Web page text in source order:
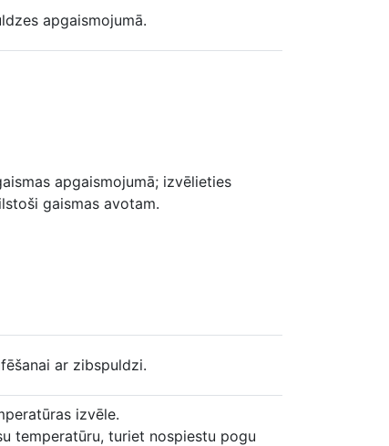
apgaismojumā.
apgaismojumā; izvēlieties
gaismas avotam.
ar zibspuldzi.
izvēle.
temperatūru, turiet nospiestu pogu